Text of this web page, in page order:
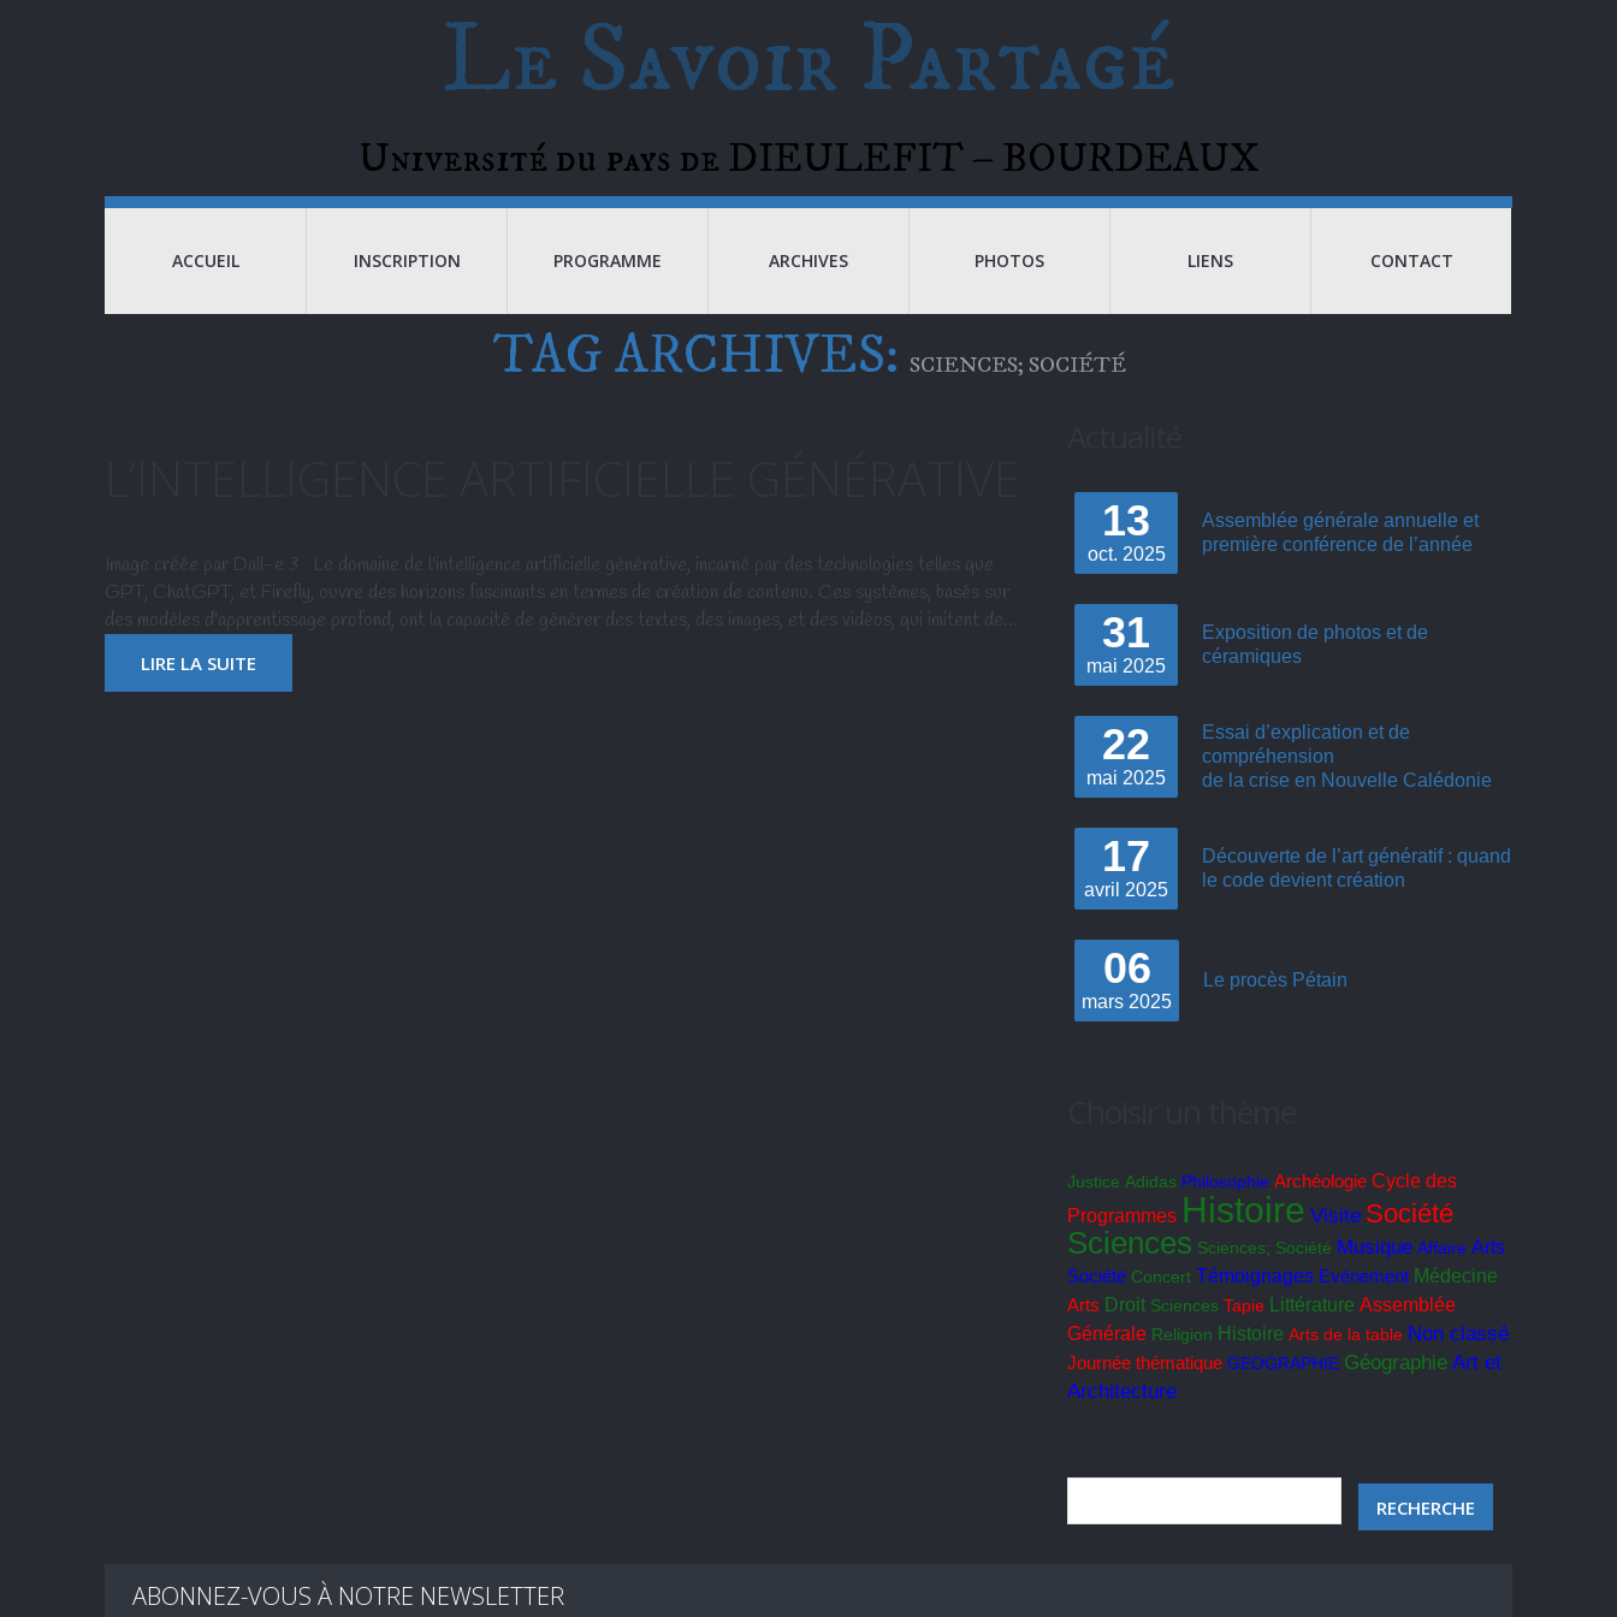
Le Savoir Partagé
Université du pays de DIEULEFIT – BOURDEAUX
ACCUEIL INSCRIPTION PROGRAMME ARCHIVES PHOTOS LIENS CONTACT
TAG ARCHIVES: SCIENCES; SOCIÉTÉ
Image créée par Dall-e 3 Le domaine de l'intelligence artificielle générative, incarné par des technologies telles que
GPT, ChatGPT, et Firefly, ouvre des horizons fascinants en termes de création de contenu. Ces systèmes, basés sur
des modèles d'apprentissage profond, ont la capacité de générer des textes, des images, et des vidéos, qui imitent de…
LIRE LA SUITE
13
oct. 2025
Assemblée générale annuelle et
première conférence de l’année
31
mai 2025
Exposition de photos et de
céramiques
22
mai 2025
Essai d’explication et de
compréhension
de la crise en Nouvelle Calédonie
17
avril 2025
Découverte de l’art génératif : quand
le code devient création
06
mars 2025
Le procès Pétain
Justice Adidas Philosophie Archéologie Cycle des
Programmes Histoire Visite Société
Sciences Sciences; Société Musique Affaire Arts
Société Concert Témoignages Evénement Médecine
Arts Droit Sciences Tapie Littérature Assemblée
Générale Religion Histoire Arts de la table Non classé
Journée thématique GEOGRAPHIE Géographie Art et
Architecture
ABONNEZ-VOUS À NOTRE NEWSLETTER